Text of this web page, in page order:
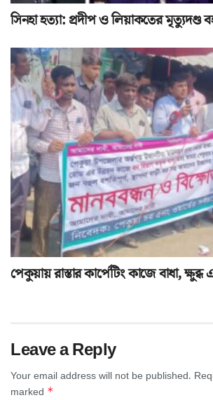
সিনহা হত্যা: প্রদীপ ও লিয়াকতের মৃত্যুদণ্ড
পেকুয়ায় রাস্তার কার্পেটিং কাজে বাধা, ক্ষুব্ধ
Leave a Reply
Your email address will not be published.
marked *